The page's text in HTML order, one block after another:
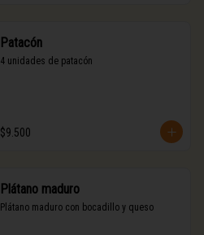
Patacón
4 unidades de patacón
$9.500
Plátano maduro
Plátano maduro con bocadillo y queso